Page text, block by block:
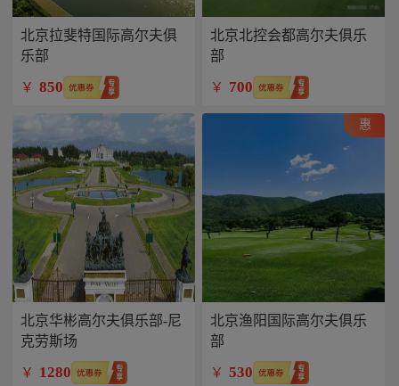
北京拉斐特国际高尔夫俱
乐部
￥ 850
北京北控会都高尔夫俱乐
部
￥ 700
北京华彬高尔夫俱乐部-尼
克劳斯场
￥ 1280
惠
北京渔阳国际高尔夫俱乐
部
￥ 530